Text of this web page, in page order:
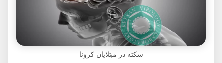
سکته در مبتلایان کرونا